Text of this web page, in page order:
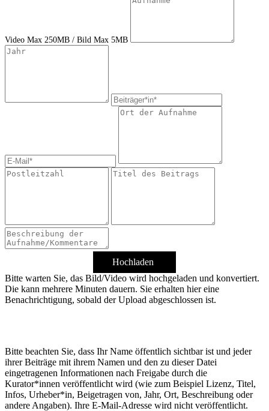
Video Max 250MB / Bild Max 5MB
Hochladen
Bitte warten Sie, das Bild/Video wird hochgeladen und konvertiert.
Die kann mehrere Minuten dauern. Sie erhalten hier eine
Benachrichtigung, sobald der Upload abgeschlossen ist.
Bitte beachten Sie, dass Ihr Name öffentlich sichtbar ist und jeder
ihrer Beiträge mit ihrem Namen und den zu dieser Datei
eingetragenen Informationen nach Freigabe durch die
Kurator*innen veröffentlicht wird (wie zum Beispiel Lizenz, Titel,
Infos, Urheber*in, Beigetragen von, Jahr, Ort, Beschreibung oder
andere Angaben). Ihre E-Mail-Adresse wird nicht veröffentlicht.